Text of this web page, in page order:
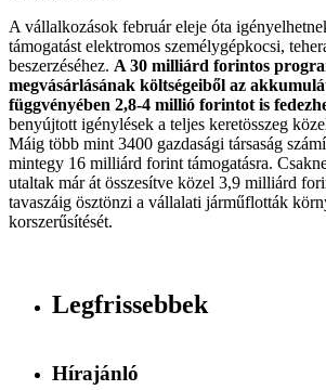
A vállalkozások február eleje óta
támogatást elektromos személygépkocsi,
beszerzéséhez. A 30 milliárd forintos
megvásárlásának költségeiből az
függvényében 2,8-4 millió forintot is
benyújtott igénylések a teljes keretösszeg
Máig több mint 3400 gazdasági társaság
mintegy 16 milliárd forint támogatásra.
utaltak már át összesítve közel 3,9 milliárd
tavaszáig ösztönzi a vállalati járműflották
korszerűsítését.
Legfrissebbek
Hírajánló